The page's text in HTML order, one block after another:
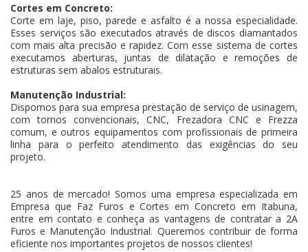
Cortes em Concreto:
Corte em laje, piso, parede e asfalto é a nossa especialidade.
Esses serviços são executados através de discos diamantados
com mais alta precisão e rapidez. Com esse sistema de cortes
executamos aberturas, juntas de dilatação e remoções de
estruturas sem abalos estruturais.
Manutenção Industrial:
Dispomos para sua empresa prestação de serviço de usinagem,
com tornos convencionais, CNC, Frezadora CNC e Frezza
comum, e outros equipamentos com profissionais de primeira
linha para o perfeito atendimento das exigências do seu
projeto.
25 anos de mercado! Somos uma empresa especializada em
Empresa que Faz Furos e Cortes em Concreto em Itabuna,
entre em contato e conheça as vantagens de contratar a 2A
Furos e Manutenção Industrial. Queremos contribuir de forma
eficiente nos importantes projetos de nossos clientes!